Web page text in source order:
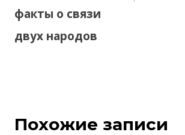
факты о связи
двух народов
Похожие записи